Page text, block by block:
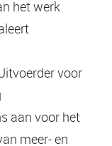
het werk
voor
aan voor het
meer- en